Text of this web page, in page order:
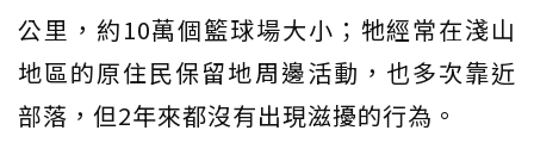
公里，約10萬個籃球場大小；牠經常在淺山
地區的原住民保留地周邊活動，也多次靠近
部落，但2年來都沒有出現滋擾的行為。